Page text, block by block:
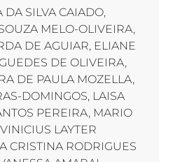
DA SILVA CAIADO,
MELO-OLIVEIRA,
DE AGUIAR, ELIANE
DE OLIVEIRA,
DE PAULA MOZELLA,
DOMINGOS, LAISA
PEREIRA, MARIO
LAYTER
CRISTINA RODRIGUES